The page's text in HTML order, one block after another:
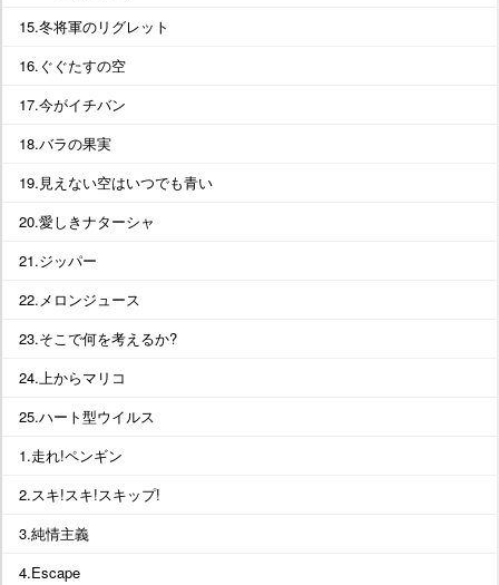
15.冬将軍のリグレット
16.ぐぐたすの空
17.今がイチバン
18.バラの果実
19.見えない空はいつでも青い
20.愛しきナターシャ
21.ジッパー
22.メロンジュース
23.そこで何を考えるか?
24.上からマリコ
25.ハート型ウイルス
1.走れ!ペンギン
2.スキ!スキ!スキップ!
3.純情主義
4.Escape